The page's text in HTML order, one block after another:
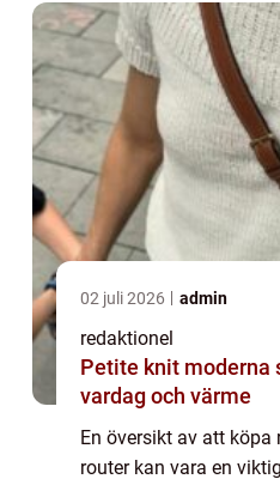
enheter i h...
02 juli 2026 admin
redaktionel
Petite knit moderna stickmönster för
vardag och värme
En översikt av att köpa
router kan vara en